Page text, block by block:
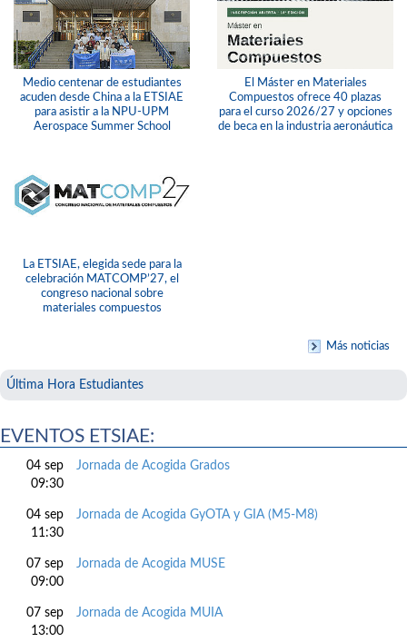
Medio centenar de estudiantes
acuden desde China a la ETSIAE
para asistir a la NPU-UPM
Aerospace Summer School
El Máster en Materiales
Compuestos ofrece 40 plazas
para el curso 2026/27 y opciones
de beca en la industria aeronáutica
La ETSIAE, elegida sede para la
celebración MATCOMP’27, el
congreso nacional sobre
materiales compuestos
Más noticias
Última Hora Estudiantes
EVENTOS ETSIAE:
04 sep
09:30
Jornada de Acogida Grados
04 sep
11:30
Jornada de Acogida GyOTA y GIA (M5-M8)
07 sep
09:00
Jornada de Acogida MUSE
07 sep
13:00
Jornada de Acogida MUIA